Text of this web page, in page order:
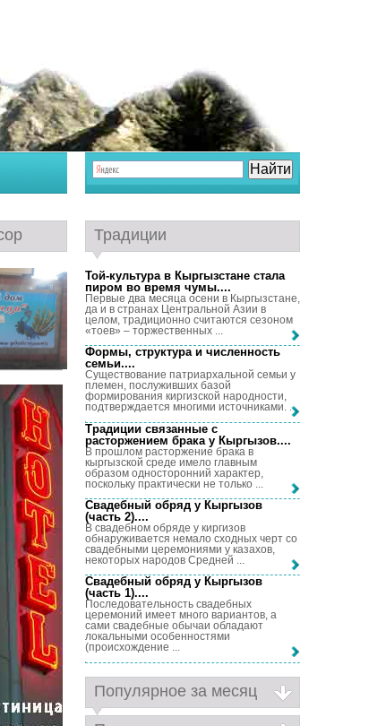
Традиции
Той-культура в Кыргызстане стала
пиром во время чумы....
Первые два месяца осени в Кыргызстане,
да и в странах Центральной Азии в
целом, традиционно считаются сезоном
«тоев» – торжественных ...
Формы, структура и численность
семьи....
Существование патриархальной семьи у
племен, послуживших базой
формирования киргизской народности,
подтверждается многими источниками. ...
Традиции связанные с
расторжением брака у Кыргызов....
В прошлом расторжение брака в
кыргызской среде имело главным
образом односторонний характер,
поскольку практически не только ...
Свадебный обряд у Кыргызов
(часть 2)....
В свадебном обряде у киргизов
обнаруживается немало сходных черт со
свадебными церемониями у казахов,
некоторых народов Средней ...
Свадебный обряд у Кыргызов
(часть 1)....
Последовательность свадебных
церемоний имеет много вариантов, а
сами свадебные обычаи обладают
локальными особенностями
(происхождение ...
Популярное за месяц